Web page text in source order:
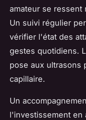
amateur se ressent
Un suivi régulier
vérifier l'état des
gestes quotidiens.
pose aux ultrasons
capillaire.
Un
l'investissement en